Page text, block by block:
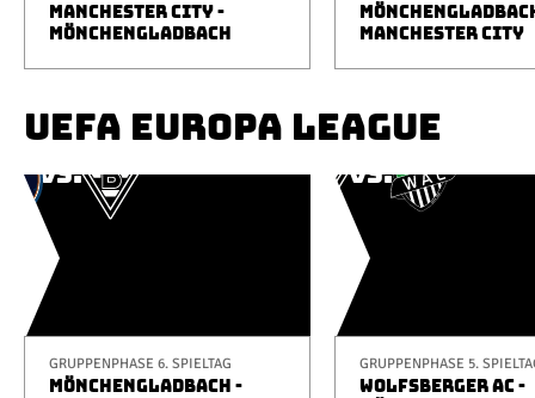
MANCHESTER CITY -
MÖNCHENGLADBACH
MANCHESTER CITY
UEFA EUROPA LEAGUE
GRUPPENPHASE 6. SPIELTAG
MÖNCHENGLADBACH -
GRUPPENPHASE 5.
WOLFSBERGER AC -